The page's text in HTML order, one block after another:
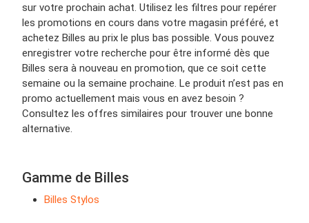
sur votre prochain achat. Utilisez les filtres pour repérer
les promotions en cours dans votre magasin préféré, et
achetez Billes au prix le plus bas possible. Vous pouvez
enregistrer votre recherche pour être informé dès que
Billes sera à nouveau en promotion, que ce soit cette
semaine ou la semaine prochaine. Le produit n’est pas en
promo actuellement mais vous en avez besoin ?
Consultez les offres similaires pour trouver une bonne
alternative.
Gamme de Billes
Billes Stylos